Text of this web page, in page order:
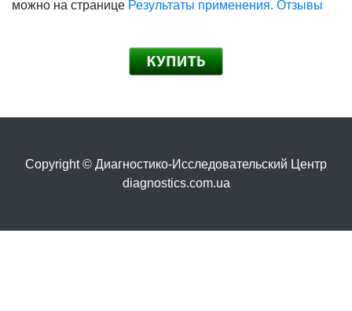
можно на странице Результаты применения. Отзывы
Copyright © Диагностико-Исследовательский Центр
diagnostics.com.ua